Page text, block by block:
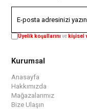
Üyelik koşullarınıve kişisel
Kurumsal
Anasayfa
Hakkımızda
Mağazalarımız
Bize Ulaşın